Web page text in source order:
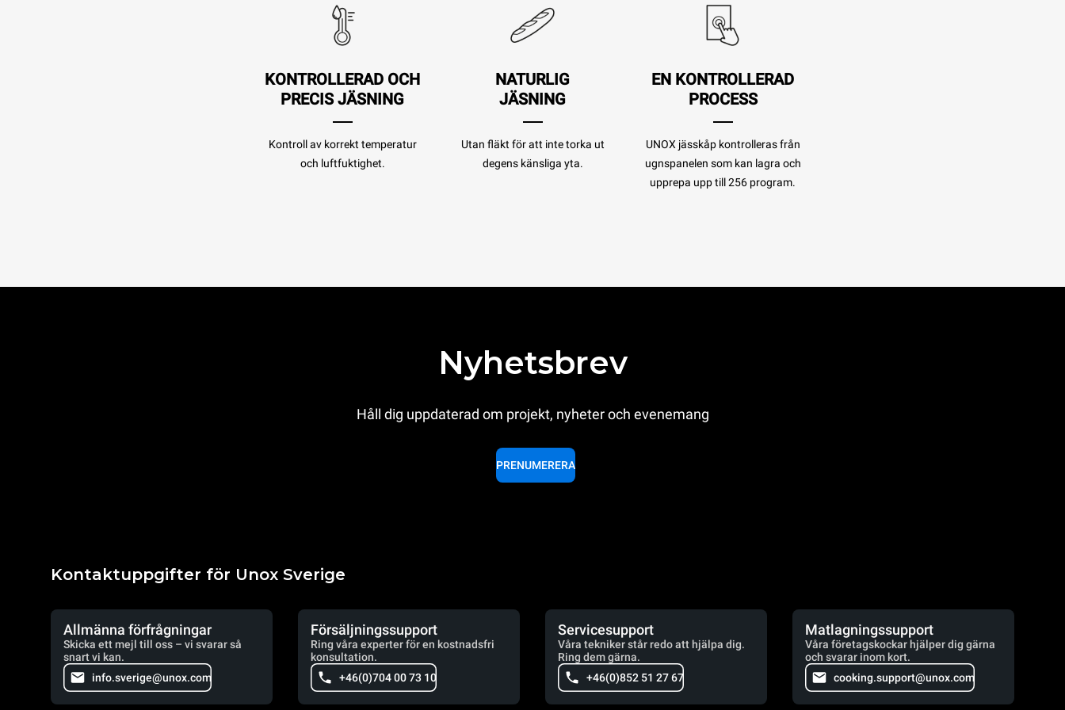
KONTROLLERAD OCH
PRECIS JÄSNING
Kontroll av korrekt temperatur
och luftfuktighet.
NATURLIG
JÄSNING
Utan fläkt för att inte torka ut
degens känsliga yta.
EN KONTROLLERAD
PROCESS
UNOX jässkåp kontrolleras från
ugnspanelen som kan lagra och
upprepa upp till 256 program.
Nyhetsbrev
Håll dig uppdaterad om projekt, nyheter och evenemang
PRENUMERERA
Kontaktuppgifter för Unox Sverige
Allmänna förfrågningar
Skicka ett mejl till oss – vi svarar så
snart vi kan.
info.sverige@unox.com
Försäljningssupport
Ring våra experter för en kostnadsfri
konsultation.
+46(0)704 00 73 10
Servicesupport
Våra tekniker står redo att hjälpa dig.
Ring dem gärna.
+46(0)852 51 27 67
Matlagningssupport
Våra företagskockar hjälper dig gärna
och svarar inom kort.
cooking.support@unox.com